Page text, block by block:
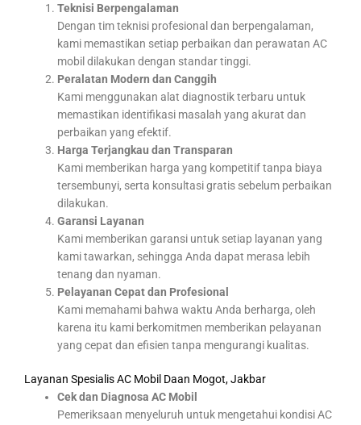
Teknisi Berpengalaman
Dengan tim teknisi profesional dan berpengalaman,
kami memastikan setiap perbaikan dan perawatan AC
mobil dilakukan dengan standar tinggi.
Peralatan Modern dan Canggih
Kami menggunakan alat diagnostik terbaru untuk
memastikan identifikasi masalah yang akurat dan
perbaikan yang efektif.
Harga Terjangkau dan Transparan
Kami memberikan harga yang kompetitif tanpa biaya
tersembunyi, serta konsultasi gratis sebelum perbaikan
dilakukan.
Garansi Layanan
Kami memberikan garansi untuk setiap layanan yang
kami tawarkan, sehingga Anda dapat merasa lebih
tenang dan nyaman.
Pelayanan Cepat dan Profesional
Kami memahami bahwa waktu Anda berharga, oleh
karena itu kami berkomitmen memberikan pelayanan
yang cepat dan efisien tanpa mengurangi kualitas.
Layanan Spesialis AC Mobil Daan Mogot, Jakbar
Cek dan Diagnosa AC Mobil
Pemeriksaan menyeluruh untuk mengetahui kondisi AC